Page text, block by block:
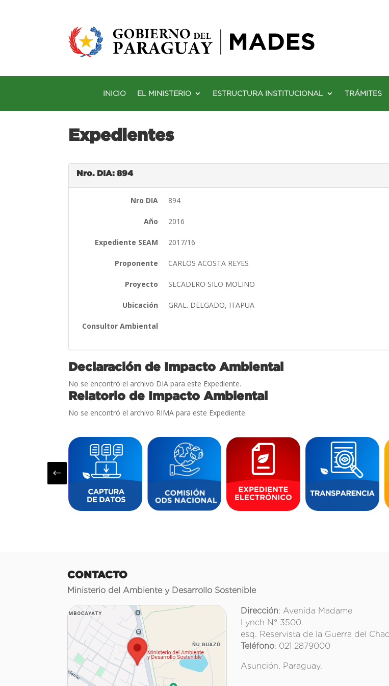
INICIO EL MINISTERIO ESTRUCTURA INSTITUCIONAL TRÁMITES
Expedientes
Nro. DIA: 894
Nro DIA 894
Año 2016
Expediente SEAM 2017/16
Proponente CARLOS ACOSTA REYES
Proyecto SECADERO SILO MOLINO
Ubicación GRAL. DELGADO, ITAPUA
Consultor Ambiental
Declaración de Impacto Ambiental
No se encontró el archivo DIA para este Expediente.
Relatorio de Impacto Ambiental
No se encontró el archivo RIMA para este Expediente.
#
CONTACTO
Ministerio del Ambiente y Desarrollo Sostenible
Dirección: Avenida Madame
Lynch N° 3500.
esq. Reservista de la Guerra del
Teléfono: 021 2879000
Asunción, Paraguay.